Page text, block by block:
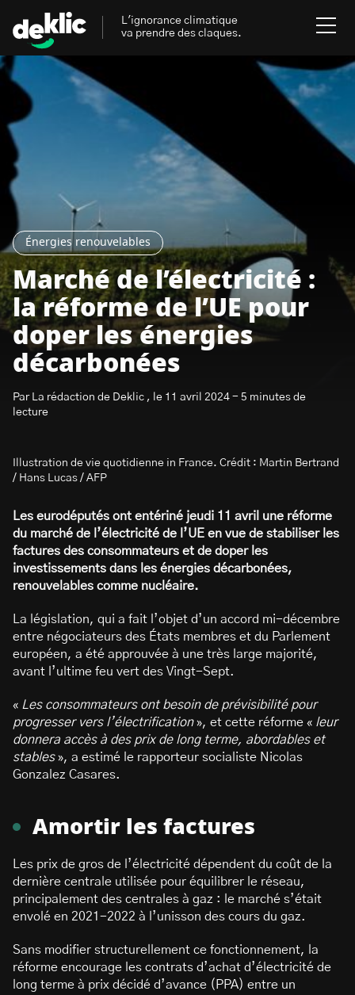
Énergies renouvelables
Marché de l’électricité :
la réforme de l’UE pour
doper les énergies
décarbonées
Par La rédaction de Deklic , le 11 avril 2024 - 5 minutes de
lecture
Illustration de vie quotidienne in France. Crédit : Martin Bertrand
/ Hans Lucas / AFP
Les eurodéputés ont entériné jeudi 11 avril une réforme
du marché de l’électricité de l’UE en vue de stabiliser les
factures des consommateurs et de doper les
investissements dans les énergies décarbonées,
renouvelables comme nucléaire.
La législation, qui a fait l’objet d’un accord mi-décembre
entre négociateurs des États membres et du Parlement
européen, a été approuvée à une très large majorité,
avant l’ultime feu vert des Vingt-Sept.
« Les consommateurs ont besoin de prévisibilité pour
progresser vers l’électrification», et cette réforme « leur
donnera accès à des prix de long terme, abordables et
stables», a estimé le rapporteur socialiste Nicolas
Gonzalez Casares.
Amortir les factures
Les prix de gros de l’électricité dépendent du coût de la
dernière centrale utilisée pour équilibrer le réseau,
principalement des centrales à gaz : le marché s’était
envolé en 2021-2022 à l’unisson des cours du gaz.
Sans modifier structurellement ce fonctionnement, la
réforme encourage les contrats d’achat d’électricité de
long terme à prix décidé d’avance (PPA) entre un
L'ignorance climatique
va prendre des claques.
Rechercher
Énergies renouvelables
Mobilités durables
Gestes écologiques
Inspiré.es inspirant.es
S’abonner à la newsletter
Les mots clés les plus
recherchés sur Deklic
Transition Écologique deklic kids
interview Volte-face influenceur.se